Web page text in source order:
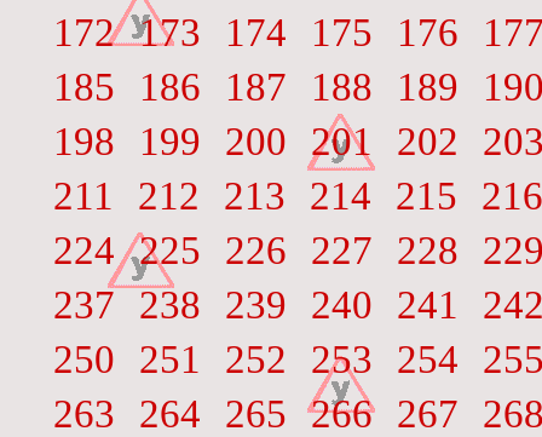
172 173 174 175 176
185
186 187 188 189
198
199 200 201 202
211
212 213 214 215
216
224 225 226 227 228
237
238 239 240 241
250
251 252 253 254
263
264 265 266 267